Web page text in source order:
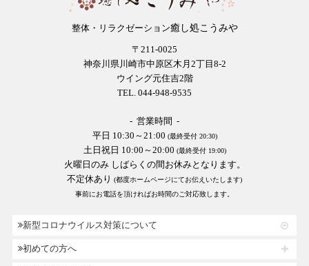
整体・リラクゼーション癒し処こうみや
〒211-0025
神奈川県川崎市中原区木月2丁目8-2
ウイング元住吉2階
TEL. 044-948-9535
- 営業時間 -
平日 10:30～21:00 (最終受付 20:30)
土日祝日 10:00～20:00 (最終受付 19:00)
火曜日のみ しばらくの間お休みとなります。
不定休あり (都度ホームページにてお伝えいたします)
事前にお電話を頂ければお時間のご対応致します。
新型コロナウイルス対策について
初めての方へ